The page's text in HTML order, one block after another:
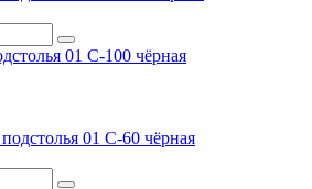
01 С-100 чёрная